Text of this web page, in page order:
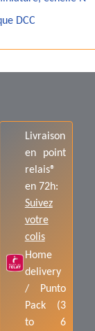
DCC
Livraison
en point
relais®
en 72h:
Suivez
votre
colis
Home
delivery
/ Punto
Pack (3
to 6